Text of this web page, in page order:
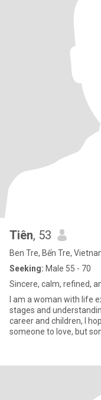
Tiên, 53
Ben Tre, Bến Tre,
Seeking: Male 55 - 70
Sincere, calm, refined,
I am a woman with life
stages and
career and children, I
someone to love, but